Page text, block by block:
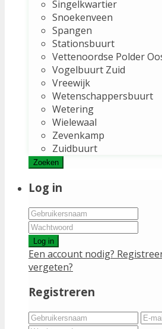
Singelkwartier
Snoekenveen
Spangen
Stationsbuurt
Vettenoordse Polder
Vogelbuurt Zuid
Vreewijk
Wetenschappersbuurt
Wetering
Wielewaal
Zevenkamp
Zuidbuurt
Zoeken
Log in
Log in
Een account nodig?
vergeten?
Registreren